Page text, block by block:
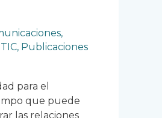
,
, Publicaciones
para el
que puede
las relaciones